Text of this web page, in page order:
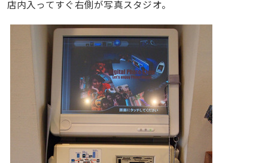
店内入ってすぐ右側が写真スタジオ。